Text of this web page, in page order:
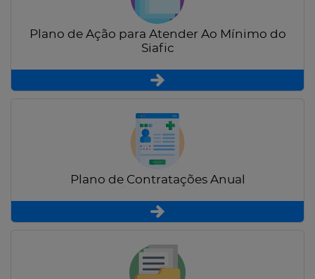
Plano de Ação para Atender Ao Mínimo do
Siafic
Plano de Contratações Anual